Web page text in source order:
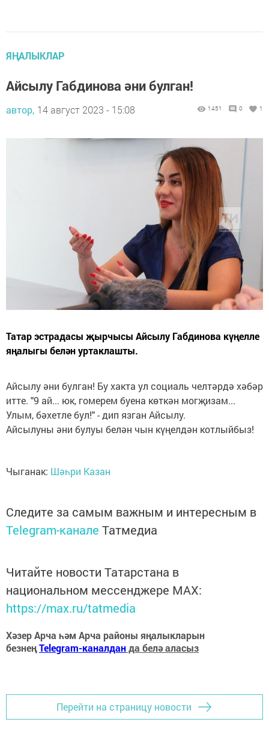
ЯҢАЛЫКЛАР
Айсылу Габдинова әни булган!
автор, 14 август 2023 - 15:08 1451 0 1
Татар эстрадасы җырчысы Айсылу Габдинова күңелле
яңалыгы белән уртаклашты.
Айсылу әни булган! Бу хакта ул социаль челтәрдә хәбәр
итте. "9 ай... юк, гомерем буена көткән могҗизам...
Улым, бәхетле бул!" - дип язган Айсылу.
Айсылуны әни булуы белән чын күңелдән котлыйбыз!
Чыганак: Шәһри Казан
Следите за самым важным и интересным в
Telegram-канале Татмедиа
Читайте новости Татарстана в
национальном мессенджере MАХ:
https://max.ru/tatmedia
Хәзер Арча һәм Арча районы яңалыкларын
безнеңTelegram-каналданда белә аласыз
Перейти на страницу новости